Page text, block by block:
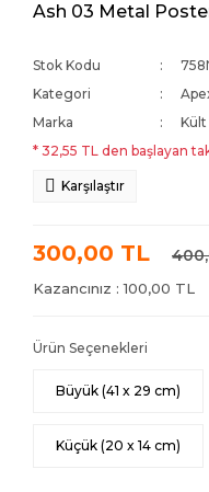
Ash 03 Metal
Stok Kodu
Kategori
Marka
* 32,55 TL den başlayan
Karşılaştır
300,00 TL
Kazancınız : 100,00 TL
Ürün Seçenekleri
Büyük (41 x 29 cm)
Küçük (20 x 14 cm)